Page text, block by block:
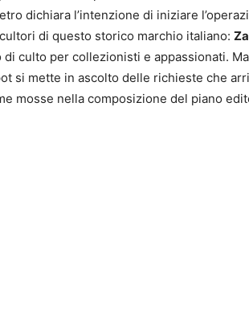
dichiara l’intenzione di iniziare
di questo storico marchio italiano:
culto per collezionisti e appassionati.
si mette in ascolto delle richieste che
mosse nella composizione del piano